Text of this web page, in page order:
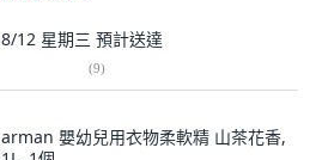
8/12 星期三 預計送達
(9)
arman 嬰幼兒用衣物柔軟精 山茶花香,